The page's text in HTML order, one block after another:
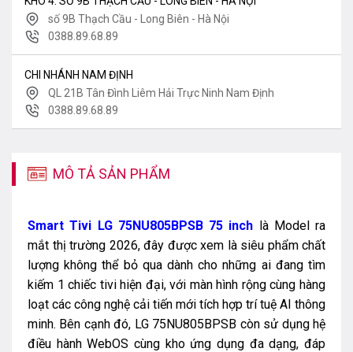
số 9B Thạch Cầu - Long Biên - Hà Nội
0388.89.68.89
CHI NHÁNH NAM ĐỊNH
QL 21B Tân Đình Liêm Hải Trực Ninh Nam Định
0388.89.68.89
MÔ TẢ SẢN PHẨM
Smart Tivi LG 75NU805BPSB 75 inch là Model ra
mắt thị trường 2026, đây được xem là siêu phẩm chất
lượng không thể bỏ qua dành cho những ai đang tìm
kiếm 1 chiếc tivi hiện đại, với màn hình rộng cùng hàng
loạt các công nghệ cải tiến mới tích hợp trí tuệ AI thông
minh. Bên cạnh đó, LG 75NU805BPSB còn sử dụng hệ
điều hành WebOS cùng kho ứng dụng đa dạng, đáp